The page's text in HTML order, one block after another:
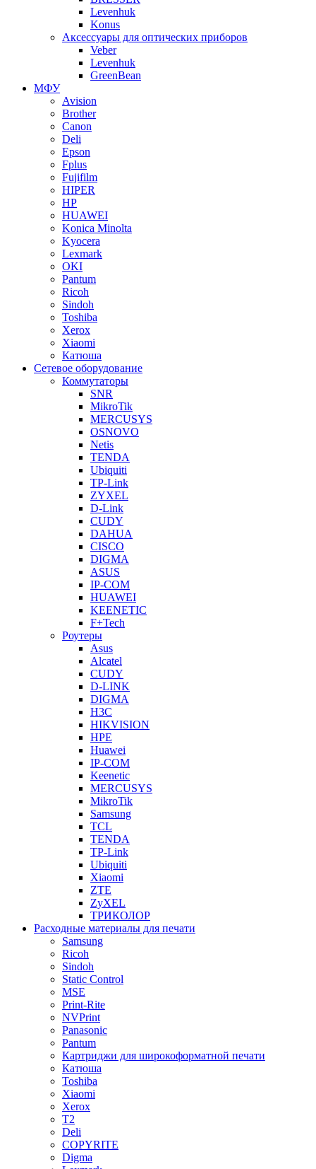
Levenhuk
Konus
Аксессуары для оптических приборов
Veber
Levenhuk
GreenBean
МФУ
Avision
Brother
Canon
Deli
Epson
Fplus
Fujifilm
HIPER
HP
HUAWEI
Konica Minolta
Kyocera
Lexmark
OKI
Pantum
Ricoh
Sindoh
Toshiba
Xerox
Xiaomi
Катюша
Сетевое оборудование
Коммутаторы
SNR
MikroTik
MERCUSYS
OSNOVO
Netis
TENDA
Ubiquiti
TP-Link
ZYXEL
D-Link
CUDY
DAHUA
CISCO
DIGMA
ASUS
IP-COM
HUAWEI
KEENETIC
F+Tech
Роутеры
Asus
Alcatel
CUDY
D-LINK
DIGMA
H3C
HIKVISION
HPE
Huawei
IP-COM
Keenetic
MERCUSYS
MikroTik
Samsung
TCL
TENDA
TP-Link
Ubiquiti
Xiaomi
ZTE
ZyXEL
ТРИКОЛОР
Расходные материалы для печати
Samsung
Ricoh
Sindoh
Static Control
MSE
Print-Rite
NVPrint
Panasonic
Pantum
Картриджи для широкоформатной печати
Катюша
Toshiba
Xiaomi
Xerox
T2
Deli
COPYRITE
Digma